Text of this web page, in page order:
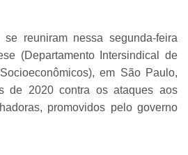
reuniram nessa segunda-feira
(Departamento Intersindical de
em São Paulo,
de 2020 contra os ataques aos
promovidos pelo governo